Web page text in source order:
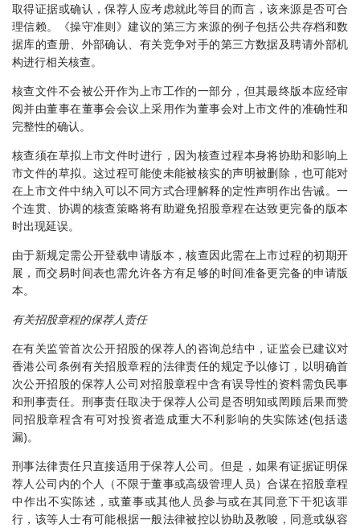
取得证据或确认，保荐人应考虑就此等目的而言，该来源是否可合
理信赖。《操守准则》建议的第三方来源的例子包括公共存档和数
据库的查册、外部确认、有关竞争对手的第三方数据及聘请外部机
构进行相关核查。
核查文件不会被公开作为上市工作的一部分，但其最终版本应经审
阅并由董事在董事会会议上采用作为董事会对上市文件的准确性和
完整性的确认。
核查须在草拟上市文件时进行，因为核查过程本身将协助和影响上
市文件的草拟。这过程可能使未能被核实的声明被删除，也可能对
在上市文件中纳入可以不同方式合理解释的定性声明作出告诫。一
个连贯、协调的核查策略将有助避免招股章程在达致更完备的版本
时出现延误。
由于新规定需公开登载申请版本，核查因此需在上市过程的初期开
展，而交易时间表也需允许各方有足够的时间准备更完备的申请版
本。
有关招股章程的保荐人责任
在有关监管首次公开招股的保荐人的咨询总结中，证监会已建议对
香港公司条例有关招股章程的法律责任的规定予以修订，以明确首
次公开招股的保荐人公司对招股章程中含有误导性的资料需负民事
和刑事责任。刑事责任取决于保荐人公司是否明知或罔顾后果而赞
同招股章程含有可对投资者造成重大不利影响的失实陈述(包括遗
漏)。
刑事法律责任只直接适用于保荐人公司。但是，如果有证据证明保
荐人公司内的个人（不限于董事或高级管理人员）合谋在招股章程
中作出不实陈述，或董事或其他人员参与或在其同意下干犯该罪
行，该等人士有可能根据一般法律被控以协助及教唆，同意或纵容